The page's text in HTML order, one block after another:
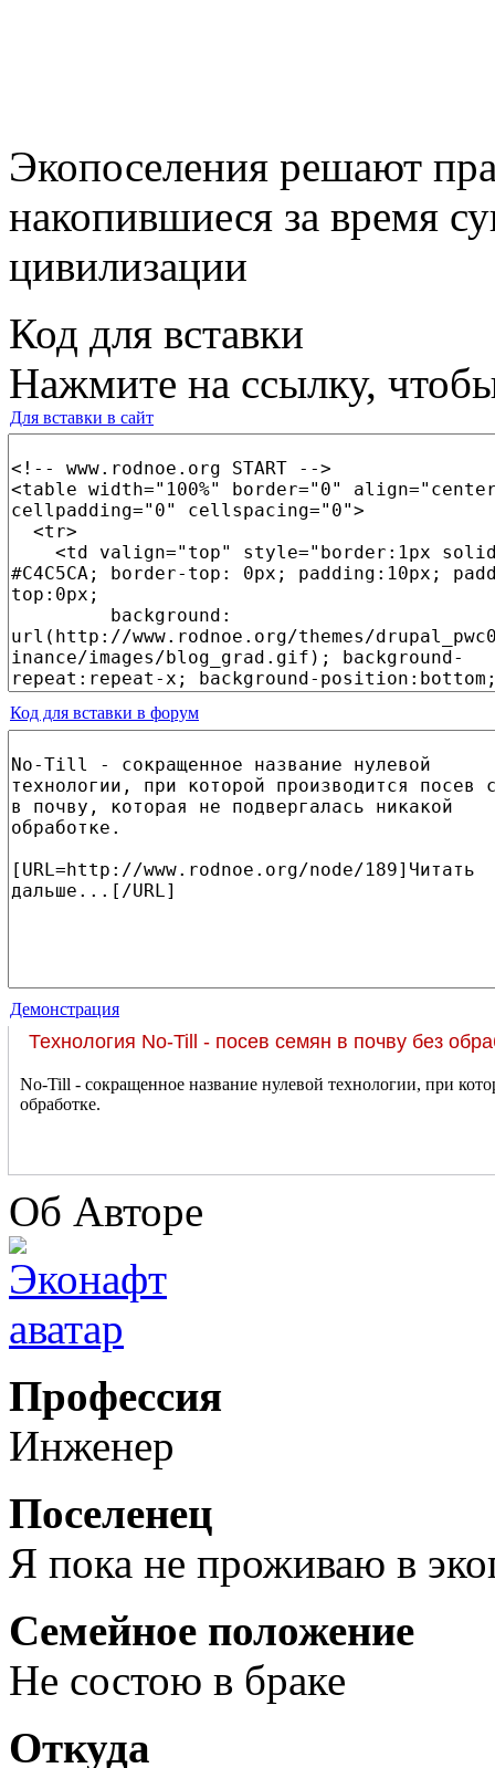
Экопоселения решают
накопившиеся за время
цивилизации
Код для вставки
Нажмите на ссылку,
Для вставки в сайт
Код для вставки в форум
Демонстрация
Технология No-Till - посев семян в почву без
No-Till - сокращенное название нулевой технологии, при
обработке.
Об Авторе
Профессия
Инженер
Поселенец
Я пока не проживаю в
Семейное положение
Не состою в браке
Откуда